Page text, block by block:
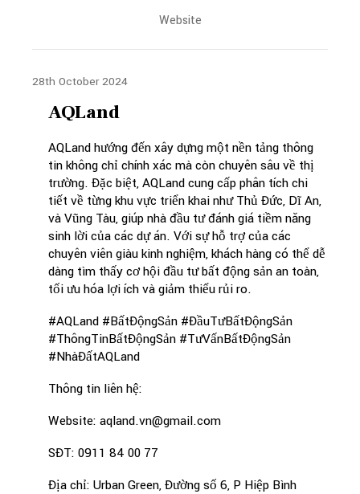
Website
28th October 2024
AQLand
AQLand hướng đến xây dựng một nền tảng thông
tin không chỉ chính xác mà còn chuyên sâu về thị
trường. Đặc biệt, AQLand cung cấp phân tích chi
tiết về từng khu vực triển khai như Thủ Đức, Dĩ An,
và Vũng Tàu, giúp nhà đầu tư đánh giá tiềm năng
sinh lời của các dự án. Với sự hỗ trợ của các
chuyên viên giàu kinh nghiệm, khách hàng có thể dễ
dàng tìm thấy cơ hội đầu tư bất động sản an toàn,
tối ưu hóa lợi ích và giảm thiểu rủi ro.
#AQLand #BấtĐộngSản #ĐầuTưBấtĐộngSản
#ThôngTinBấtĐộngSản #TưVấnBấtĐộngSản
#NhàĐấtAQLand
Thông tin liên hệ:
Website: aqland.vn@gmail.com
SĐT: 0911 84 00 77
Địa chỉ: Urban Green, Đường số 6, P Hiệp Bình